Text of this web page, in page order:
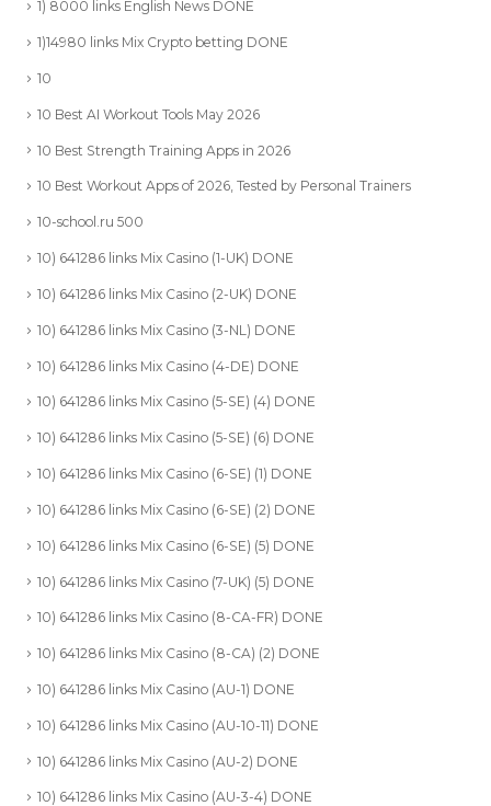
1) 8000 links English News DONE
1)14980 links Mix Crypto betting DONE
10
10 Best AI Workout Tools May 2026
10 Best Strength Training Apps in 2026
10 Best Workout Apps of 2026, Tested by Personal Trainers
10-school.ru 500
10) 641286 links Mix Casino (1-UK) DONE
10) 641286 links Mix Casino (2-UK) DONE
10) 641286 links Mix Casino (3-NL) DONE
10) 641286 links Mix Casino (4-DE) DONE
10) 641286 links Mix Casino (5-SE) (4) DONE
10) 641286 links Mix Casino (5-SE) (6) DONE
10) 641286 links Mix Casino (6-SE) (1) DONE
10) 641286 links Mix Casino (6-SE) (2) DONE
10) 641286 links Mix Casino (6-SE) (5) DONE
10) 641286 links Mix Casino (7-UK) (5) DONE
10) 641286 links Mix Casino (8-CA-FR) DONE
10) 641286 links Mix Casino (8-CA) (2) DONE
10) 641286 links Mix Casino (AU-1) DONE
10) 641286 links Mix Casino (AU-10-11) DONE
10) 641286 links Mix Casino (AU-2) DONE
10) 641286 links Mix Casino (AU-3-4) DONE